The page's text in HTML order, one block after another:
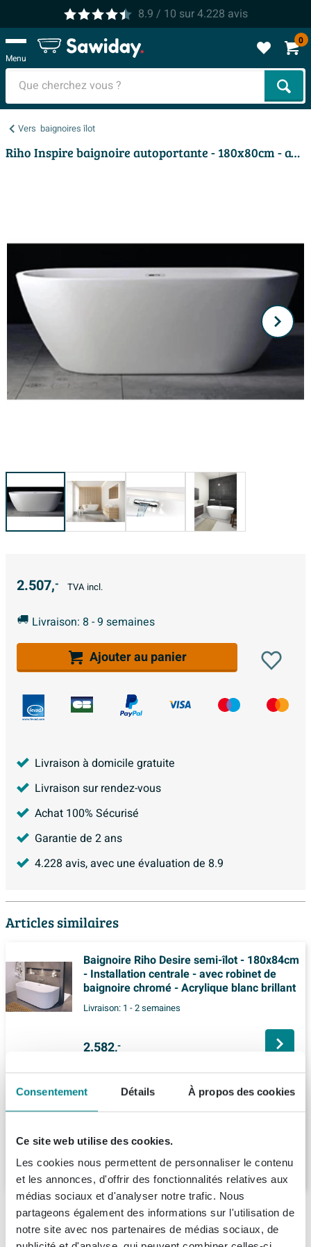
Consentement Détails À propos des cookies
Ce site web utilise des cookies.
Les cookies nous permettent de personnaliser le contenu
et les annonces, d'offrir des fonctionnalités relatives aux
médias sociaux et d'analyser notre trafic. Nous
partageons également des informations sur l'utilisation de
notre site avec nos partenaires de médias sociaux, de
8.9 / 10 sur4.228 avis
Menu
0
Vers baignoires îlot
Riho Inspire baignoire autoportante - 180x80cm - avec remplissage de baignoire chromé - acrylique blanc brillant
2.507,- TVA incl.
Livraison: 8 - 9 semaines
Ajouter au panier
Livraison à domicile gratuite
Livraison sur rendez-vous
Achat 100% Sécurisé
Garantie de 2 ans
4.228 avis, avec une évaluation de 8.9
Articles similaires
Baignoire Riho Desire semi-îlot - 180x84cm
- Installation centrale - avec robinet de
baignoire chromé - Acrylique blanc brillant
Livraison: 1 - 2 semaines
2.582,-
Arcqua Santo Baignoire îlot 178x80cm
1.639,-
Description